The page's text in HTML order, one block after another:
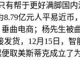
帮于更好满脚
亿元人平易近
电商；杨先生被
货，12月15日，
取美斯蒂克成立